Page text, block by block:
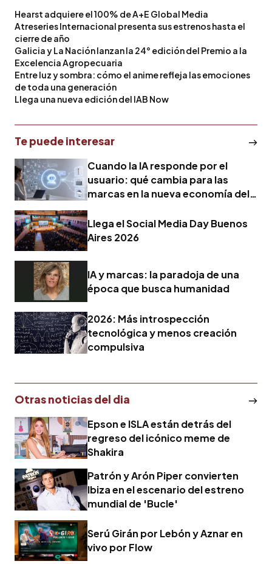
Hearst adquiere el 100% de A+E Global Media
Atreseries Internacional presenta sus estrenos hasta el
cierre de año
Galicia y La Nación lanzan la 24° edición del Premio a la
Excelencia Agropecuaria
Entre luz y sombra: cómo el anime refleja las emociones
de toda una generación
Llega una nueva edición del IAB Now
Te puede interesar
Cuando la IA responde por el
usuario: qué cambia para las
marcas en la nueva economía del
Llega el Social Media Day Buenos
Aires 2026
IA y marcas: la paradoja de una
época que busca humanidad
2026: Más introspección
tecnológica y menos creación
compulsiva
Otras noticias del dia
Epson e ISLA están detrás del
regreso del icónico meme de
Shakira
Patrón y Arón Piper convierten
Ibiza en el escenario del estreno
mundial de 'Bucle'
Serú Girán por Lebón y Aznar en
vivo por Flow